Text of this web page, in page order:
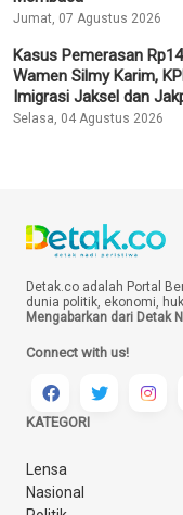
Jumat, 07 Agustus 2026
Kasus Pemerasan
Wamen Silmy Karim,
Imigrasi Jaksel dan
Selasa, 04 Agustus 2026
Detak.co adalah Portal
dunia politik, ekonomi,
Mengabarkan dari Detak
Connect with us!
KATEGORI
Lensa
Nasional